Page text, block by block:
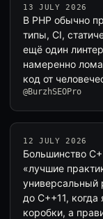
13 JULY 2026
В PHP обычно
типы, CI,
ещё один
намеренно
код от
@BurzhSEOPro
12 JULY 2026
Большинство
«лучшие
универсальный
до C++11,
коробки, а